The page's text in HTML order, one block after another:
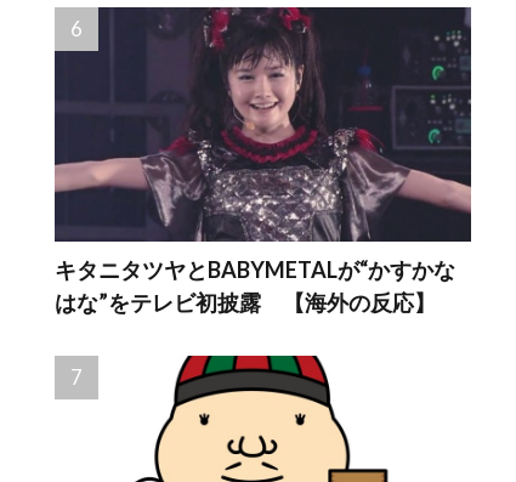
キタニタツヤとBABYMETALが“かすかな
はな”をテレビ初披露 【海外の反応】